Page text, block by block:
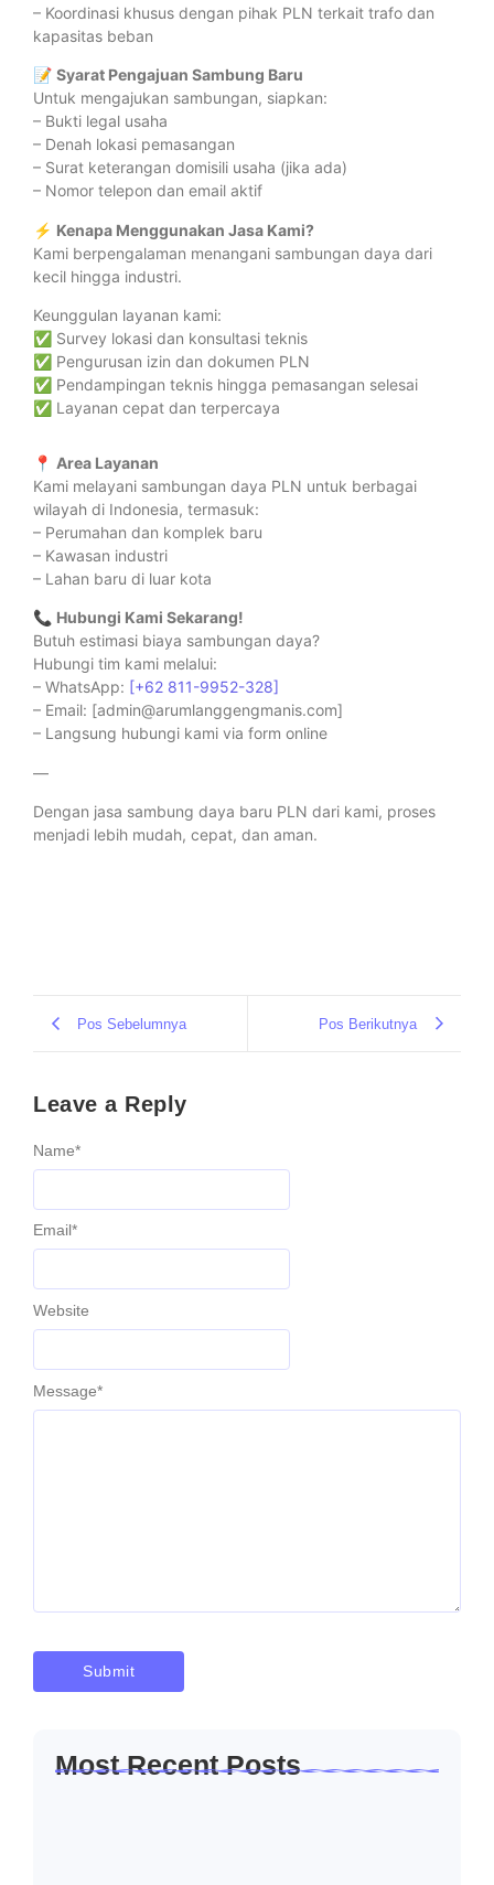
– Koordinasi khusus dengan pihak PLN terkait trafo dan
kapasitas beban
📝 Syarat Pengajuan Sambung Baru
Untuk mengajukan sambungan, siapkan:
– Bukti legal usaha
– Denah lokasi pemasangan
– Surat keterangan domisili usaha (jika ada)
– Nomor telepon dan email aktif
⚡ Kenapa Menggunakan Jasa Kami?
Kami berpengalaman menangani sambungan daya dari
kecil hingga industri.
Keunggulan layanan kami:
✅ Survey lokasi dan konsultasi teknis
✅ Pengurusan izin dan dokumen PLN
✅ Pendampingan teknis hingga pemasangan selesai
✅ Layanan cepat dan terpercaya
📍 Area Layanan
Kami melayani sambungan daya PLN untuk berbagai
wilayah di Indonesia, termasuk:
– Perumahan dan komplek baru
– Kawasan industri
– Lahan baru di luar kota
📞 Hubungi Kami Sekarang!
Butuh estimasi biaya sambungan daya?
Hubungi tim kami melalui:
– WhatsApp: [+62 811-9952-328]
– Email: [admin@arumlanggengmanis.com]
– Langsung hubungi kami via form online
—
Dengan jasa sambung daya baru PLN dari kami, proses
menjadi lebih mudah, cepat, dan aman.
Pos Sebelumnya Pos Berikutnya
Leave a Reply
Message*
Name*
Email*
Website
Most Recent Posts